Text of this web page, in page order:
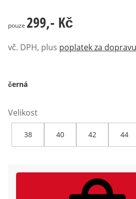
299,- Kč
pouze 299,- Kč
vč. DPH, plus poplatek za dopravu
černá
Velikost
38 40 42 44